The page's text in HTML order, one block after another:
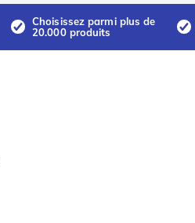
Choisissez parmi plus de
20.000 produits